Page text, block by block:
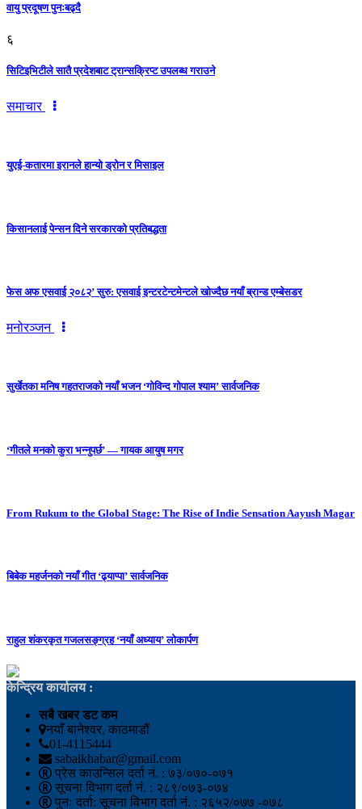
वायु प्रदूषण पुनःबढ्दै
६
सिटिइभिटीले सातै प्रदेशबाट ट्रान्सक्रिप्ट उपलब्ध गराउने
समाचार
युएई-कतारमा इरानले हान्यो ड्रोन र मिसाइल
किसानलाई पेन्सन दिने सरकारको प्रतिबद्धता
फेस अफ एसवाई २०८२’ सुरु: एसवाई इन्टरटेन्टमेन्टले खोज्दैछ नयाँ ब्रान्ड एम्बेसडर
मनोरञ्जन
सुर्खेतका मनिष गहतराजको नयाँ भजन ‘गोविन्द गोपाल श्याम’ सार्वजनिक
‘गीतले मनको कुरा भन्नुपर्छ’ — गायक आयुष मगर
From Rukum to the Global Stage: The Rise of Indie Sensation Aayush Magar
बिबेक महर्जनको नयाँ गीत ‘ढ्याप्पा’ सार्वजनिक
राहुल शंकरकृत गजलसङ्ग्रह ‘नयाँ अध्याय’ लोकार्पण
केन्द्रिय कार्यालय :
सबै खबर डट कम
नयाँ बानेश्वर, काठमाडौं
01-4115444
sabaikhabar@gmail.com
प्रेस काउन्सिल दर्ता नं. : ७३/०७०-०७१
सूचना विभाग दर्ता नं. : २८९/०७३-०७४
पुनः दर्ता: सूचना विभाग दर्ता नं. : २६५२/०७७ -०७८